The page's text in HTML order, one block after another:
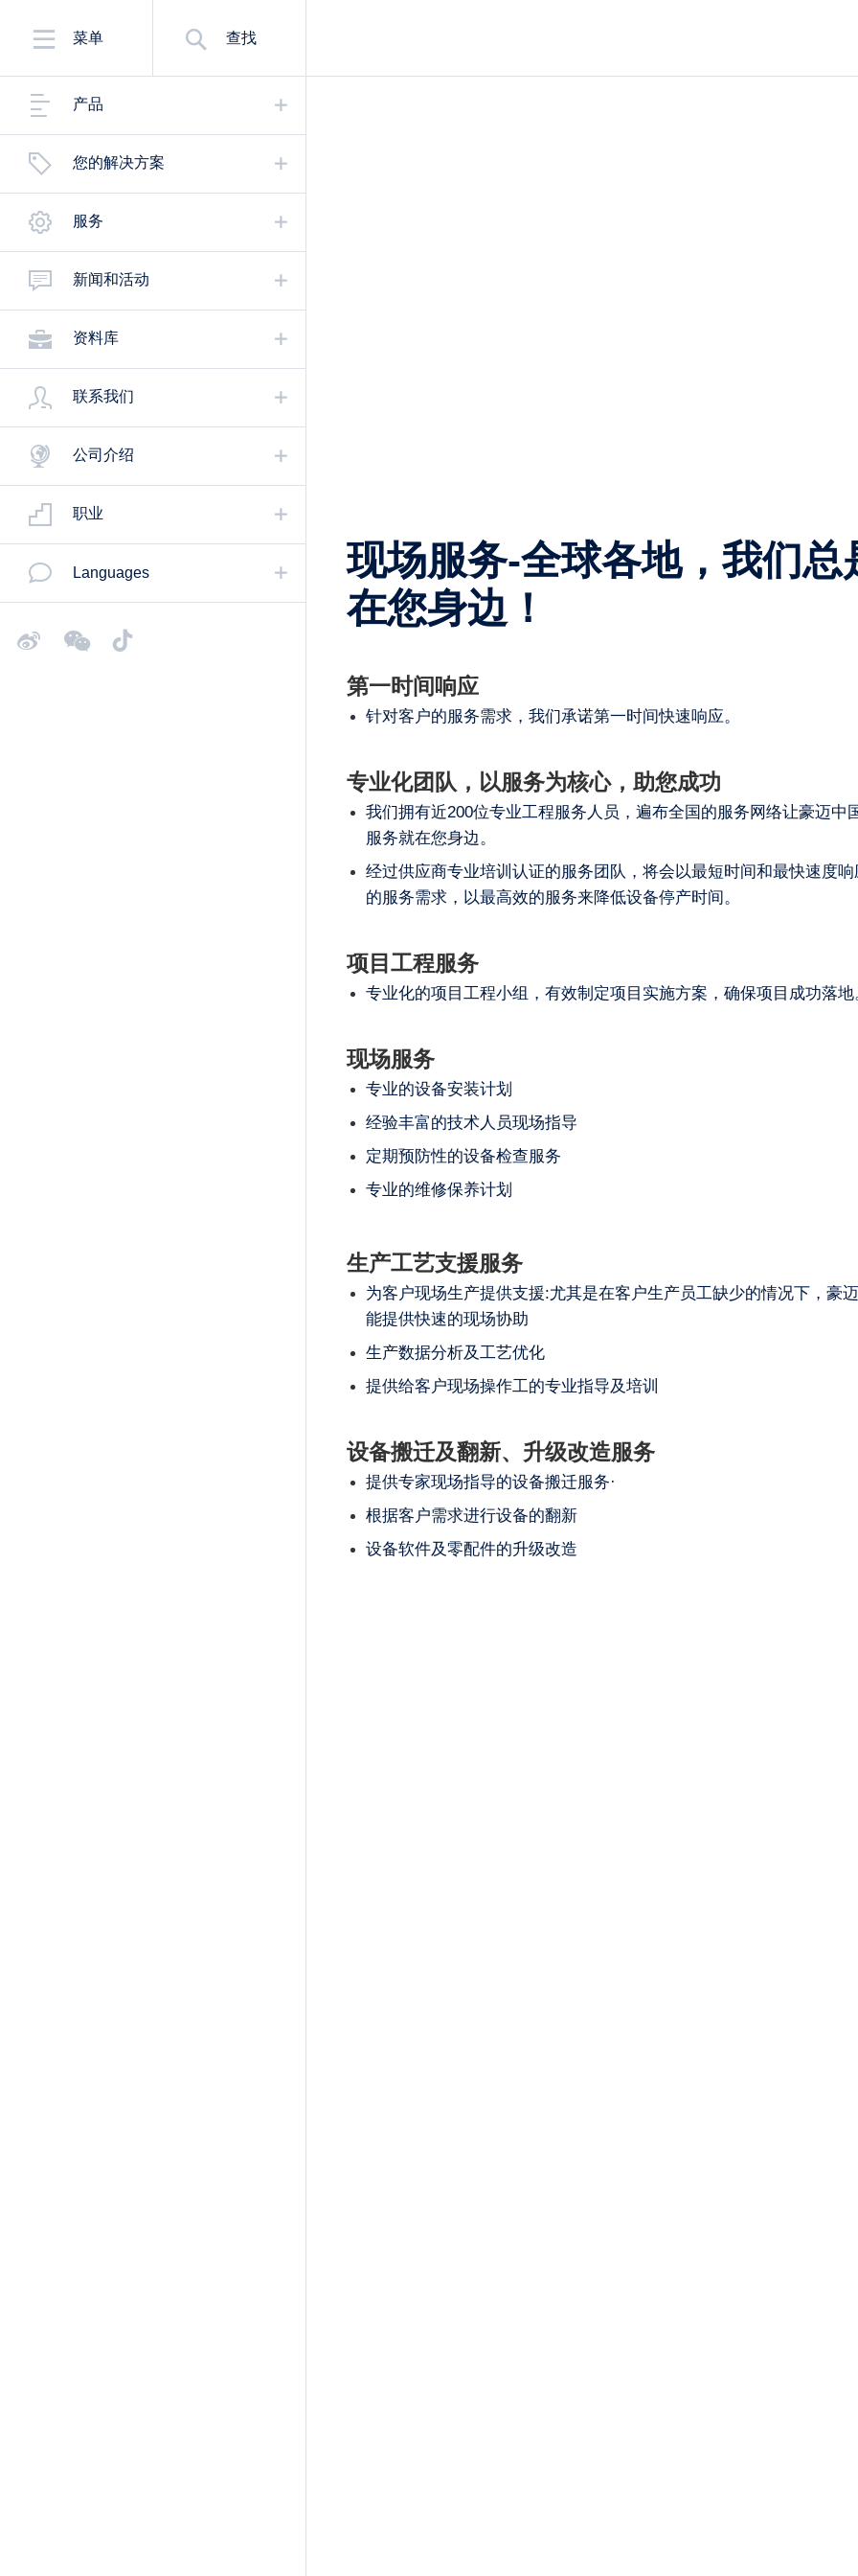
菜单 查找
现场服务-全球各地，我们总
在您身边！
第一时间响应
针对客户的服务需求，我们承诺第一时间快速响应。
专业化团队，以服务为核心，助您成功
我们拥有近200位专业工程服务人员，遍布全国的服务网络让豪迈中
服务就在您身边。
经过供应商专业培训认证的服务团队，将会以最短时间和最快速度响
的服务需求，以最高效的服务来降低设备停产时间。
项目工程服务
专业化的项目工程小组，有效制定项目实施方案，确保项目成功落地
现场服务
专业的设备安装计划
经验丰富的技术人员现场指导
定期预防性的设备检查服务
专业的维修保养计划
生产工艺支援服务
为客户现场生产提供支援:尤其是在客户生产员工缺少的情况下，豪
能提供快速的现场协助
生产数据分析及工艺优化
提供给客户现场操作工的专业指导及培训
设备搬迁及翻新、升级改造服务
提供专家现场指导的设备搬迁服务·
根据客户需求进行设备的翻新
设备软件及零配件的升级改造
产品
您的解决方案
服务
新闻和活动
资料库
联系我们
公司介绍
职业
Languages